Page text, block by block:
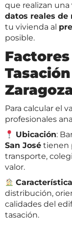
que realizan una
datos reales de
tu vivienda al
posible.
Para calcular el
profesionales
Ubicación:
San José tienen
transporte,
valor.
distribución,
calidades del
tasación.